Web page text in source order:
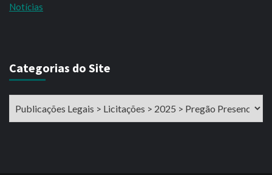
Notícias
Categorias do Site